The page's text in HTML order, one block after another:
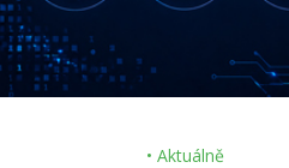
• Aktuálně